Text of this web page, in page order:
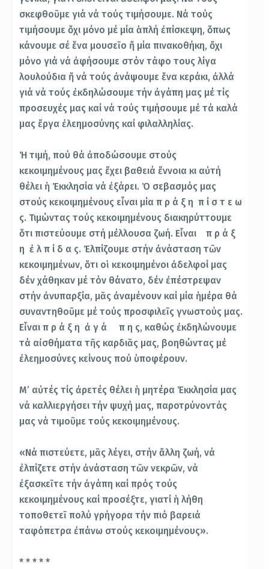
σκεφθοῦμε γιά νά τούς τιμήσουμε. Νά τούς
τιμήσουμε ὄχι μόνο μέ μία ἁπλή ἐπίσκεψη, ὅπως
κάνουμε σέ ἕνα μουσεῖο ἤ μία πινακοθήκη, ὄχι
μόνο γιά νά ἀφήσουμε στόν τάφο τους λίγα
λουλούδια ἤ νά τούς ἀνάψουμε ἕνα κεράκι, ἀλλά
γιά νά τούς ἐκδηλώσουμε τήν ἀγάπη μας μέ τίς
προσευχές μας καί νά τούς τιμήσουμε μέ τά καλά
μας ἔργα ἐλεημοσύνης καί φιλαλληλίας.
Ἡ τιμή, πού θά ἀποδώσουμε στούς
κεκοιμημένους μας ἔχει βαθειά ἔννοια κι αὐτή
θέλει ἡ Ἐκκλησία νά ἐξάρει. Ὁ σεβασμός μας
στούς κεκοιμημένους εἶναι μία π ρ ά ξ η π ί σ τ ε ω
ς. Τιμώντας τούς κεκοιμημένους διακηρύττουμε
ὅτι πιστεύουμε στή μέλλουσα ζωή. Εἶναι π ρ ά ξ
η ἐ λ π ί δ α ς. Ἐλπίζουμε στήν ἀνάσταση τῶν
κεκοιμημένων, ὅτι οἱ κεκοιμημένοι ἀδελφοί μας
δέν χάθηκαν μέ τόν θάνατο, δέν ἐπέστρεψαν
στήν ἀνυπαρξία, μᾶς ἀναμένουν καί μία ἡμέρα θά
συναντηθοῦμε μέ τούς προσφιλεῖς γνωστούς μας.
Εἶναι π ρ ά ξ η ἀ γ ά π η ς, καθώς ἐκδηλώνουμε
τά αἰσθήματα τῆς καρδιᾶς μας, βοηθώντας μέ
ἐλεημοσύνες κείνους πού ὑποφέρουν.
Μ’ αὐτές τίς ἀρετές θέλει ἡ μητέρα Ἐκκλησία μας
νά καλλιεργήσει τήν ψυχή μας, παροτρύνοντάς
μας νά τιμοῦμε τούς κεκοιμημένους.
«Νά πιστεύετε, μᾶς λέγει, στήν ἄλλη ζωή, νά
ἐλπίζετε στήν ἀνάσταση τῶν νεκρῶν, νά
ἐξασκεῖτε τήν ἀγάπη καί πρός τούς
κεκοιμημένους καί προσέξτε, γιατί ἡ λήθη
τοποθετεῖ πολύ γρήγορα τήν πιό βαρειά
ταφόπετρα ἐπάνω στούς κεκοιμημένους».
* * * * *